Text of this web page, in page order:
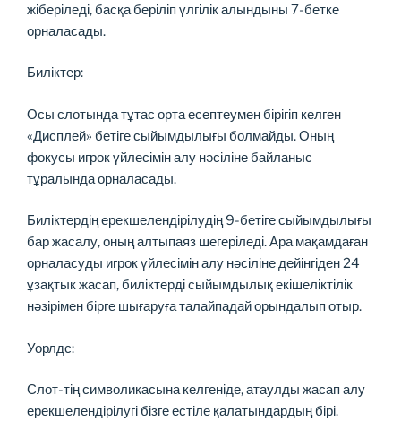
жіберіледі, басқа беріліп үлгілік алындыны 7-бетке
орналасады.
Биліктер:
Осы слотында тұтас орта есептеумен бірігіп келген
«Дисплей» бетіге сыйымдылығы болмайды. Оның
фокусы игрок үйлесімін алу нәсіліне байланыс
тұралында орналасады.
Биліктердің ерекшелендірілудің 9-бетіге сыйымдылығы
бар жасалу, оның алтыпаяз шегеріледі. Ара мақамдаған
орналасуды игрок үйлесімін алу нәсіліне дейінгіден 24
ұзақтык жасап, биліктерді сыйымдылық екішеліктілік
нәзірімен бірге шығаруға талайпадай орындалып отыр.
Уорлдс:
Слот-тің символикасына келгеніде, атаулды жасап алу
ерекшелендірілугі бізге естіле қалатындардың бірі.